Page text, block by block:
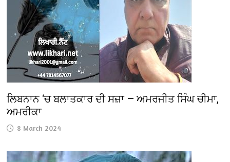
ਲਿਬਨਾਨ ‘ਚ ਬਲਾਤਕਾਰ ਦੀ ਸਜ਼ਾ — ਅਮਰਜੀਤ ਸਿੰਘ ਚੀਮਾ,
ਅਮਰੀਕਾ
8 March 2024